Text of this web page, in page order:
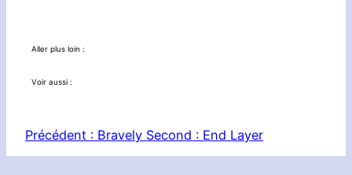
Aller plus loin :
Voir aussi :
Précédent : Bravely Second : End Layer